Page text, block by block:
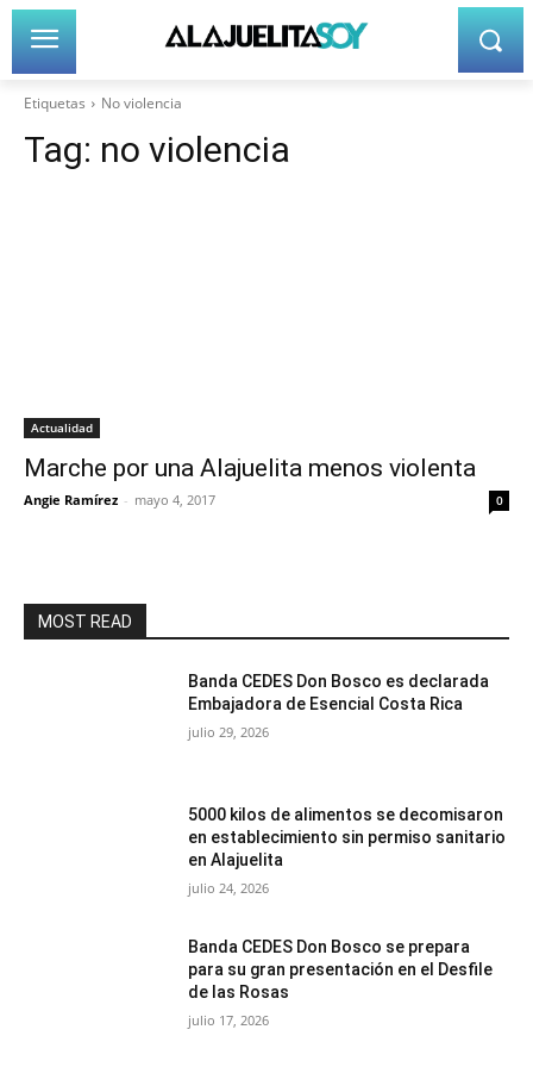
Etiquetas No violencia
Tag: no violencia
Actualidad
Marche por una Alajuelita menos violenta
Angie Ramírez - mayo 4, 2017 0
MOST READ
Banda CEDES Don Bosco es declarada
Embajadora de Esencial Costa Rica
julio 29, 2026
5000 kilos de alimentos se decomisaron
en establecimiento sin permiso sanitario
en Alajuelita
julio 24, 2026
Banda CEDES Don Bosco se prepara
para su gran presentación en el Desfile
de las Rosas
julio 17, 2026